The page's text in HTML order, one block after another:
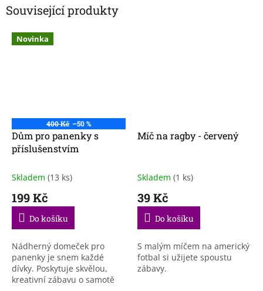
Související produkty
Novinka
400 Kč –50 %
Dům pro panenky s
příslušenstvím
Skladem (13 ks)
199 Kč
Do košíku
Nádherný domeček pro
panenky je snem každé
dívky. Poskytuje skvělou,
kreativní zábavu o samotě
Míč na ragby - červený
Skladem (1 ks)
39 Kč
Do košíku
S malým míčem na americký
fotbal si užijete spoustu
zábavy.